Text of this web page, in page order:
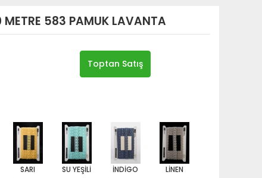
METRE 583 PAMUK LAVANTA
SARI SU YEŞİLİ İNDİGO LİNEN
Toptan Satış